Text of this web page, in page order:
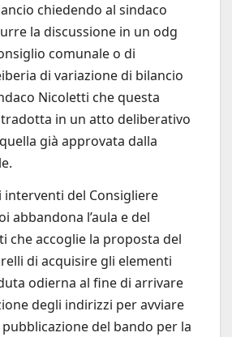
chiedendo al sindaco
la discussione in un odg
comunale o di
di variazione di bilancio
Nicoletti che questa
in un atto deliberativo
già approvata dalla
del Consigliere
abbandona l’aula e del
che accoglie la proposta del
di acquisire gli elementi
odierna al fine di arrivare
degli indirizzi per avviare
del bando per la